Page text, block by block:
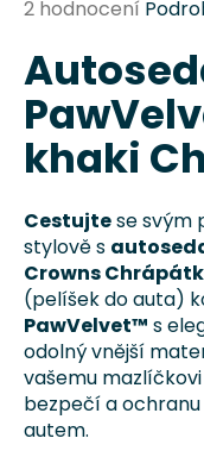
Průměrné
produktu
je
5,0
z
5
2 hodnocení
khaki
Cestujtese svým
stylově s
Crowns
(pelíšek do auta)
PawVelvet™ s
odolný vnější
vašemu
bezpečí a
autem.
j
í
t
?
D
o
p